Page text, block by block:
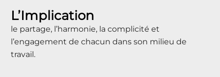
L’Implication
le partage, l’harmonie, la complicité et
l’engagement de chacun dans son milieu de
travail.